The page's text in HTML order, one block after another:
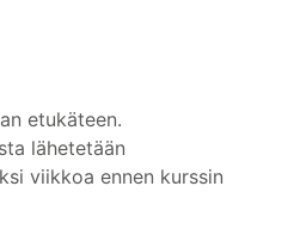
etukäteen.
lähetetään
viikkoa ennen kurssin